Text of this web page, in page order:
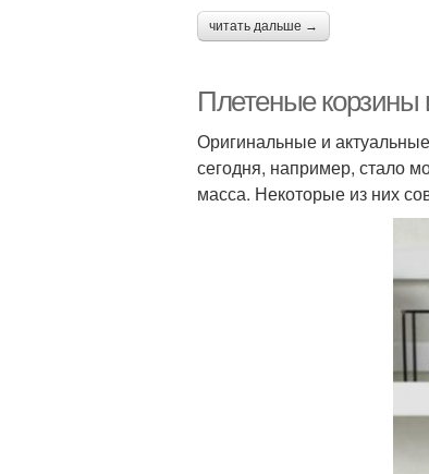
читать дальше →
Плетеные корзины
Оригинальные и
сегодня, например, стало
масса. Некоторые из них